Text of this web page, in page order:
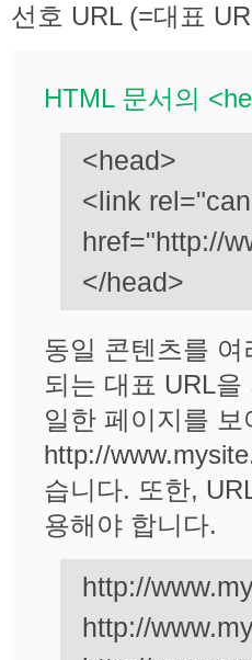
선호 URL (=대표
HTML 문서의
<head>
<link
href="http://
</head>
동일 콘텐츠를
되는 대표 URL
일한 페이지를
http://
습니다. 또한,
용해야 합니다.
http://
http://